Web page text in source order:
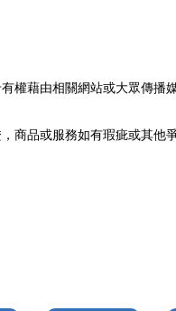
藉由相關網站或大眾傳
品或服務如有瑕疵或其